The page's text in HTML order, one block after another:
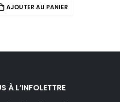
AJOUTER AU PANIER
À L’INFOLETTRE